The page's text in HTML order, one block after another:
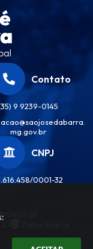
Contato
9 9239-0145
mg.gov.br
CNPJ
0001-32
06/2026